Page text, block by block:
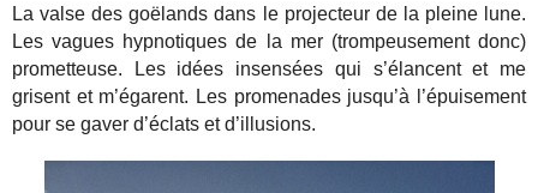
La valse des goëlands dans le projecteur de la pleine lune.
Les vagues hypnotiques de la mer (trompeusement donc)
prometteuse. Les idées insensées qui s’élancent et me
grisent et m’égarent. Les promenades jusqu’à l’épuisement
pour se gaver d’éclats et d’illusions.